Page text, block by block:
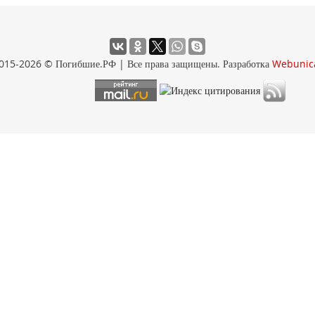
2026 © Погибшие.РФ | Все права защищены. Разработка